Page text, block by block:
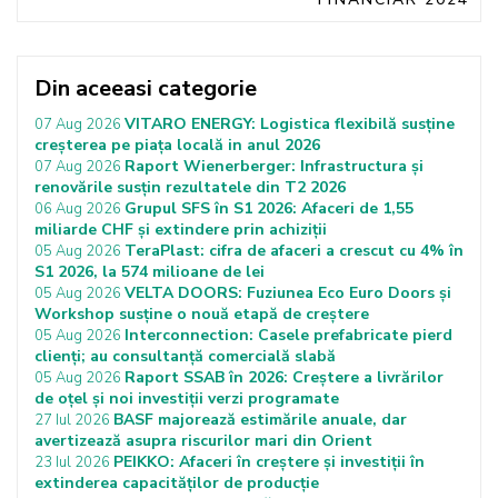
Din aceeasi categorie
07 Aug 2026 VITARO ENERGY: Logistica flexibilă susține
creșterea pe piața locală in anul 2026
07 Aug 2026 Raport Wienerberger: Infrastructura și
renovările susțin rezultatele din T2 2026
06 Aug 2026 Grupul SFS în S1 2026: Afaceri de 1,55
miliarde CHF și extindere prin achiziții
05 Aug 2026 TeraPlast: cifra de afaceri a crescut cu 4% în
S1 2026, la 574 milioane de lei
05 Aug 2026 VELTA DOORS: Fuziunea Eco Euro Doors și
Workshop susține o nouă etapă de creștere
05 Aug 2026 Interconnection: Casele prefabricate pierd
clienți; au consultanță comercială slabă
05 Aug 2026 Raport SSAB în 2026: Creștere a livrărilor
de oțel și noi investiții verzi programate
27 Iul 2026 BASF majorează estimările anuale, dar
avertizează asupra riscurilor mari din Orient
23 Iul 2026 PEIKKO: Afaceri în creștere și investiții în
extinderea capacităților de producție